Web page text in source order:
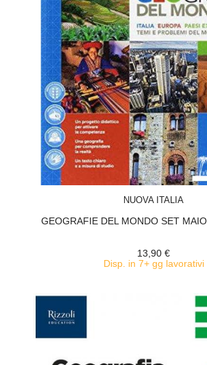
NUOVA ITALIA
GEOGRAFIE DEL MONDO SET
13,90 €
Disp. in 7+ gg lavorativi